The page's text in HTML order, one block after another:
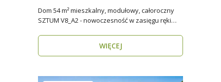
Dom 54 m² mieszkalny, modułowy, całoroczny
SZTUM V8_A2 - nowoczesność w zasięgu ręki
WIĘCEJ